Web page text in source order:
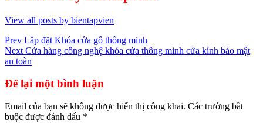
View all posts by bientapvien
Điều
hướng
viết
Prev Lắp đặt Khóa cửa gỗ thông minh
Next Cửa hàng công nghệ khóa cửa thông minh cửa kính bảo mật
an toàn
Để lại một bình luận
Email của bạn sẽ không được hiển thị công khai. Các trường bắt
buộc được đánh dấu *